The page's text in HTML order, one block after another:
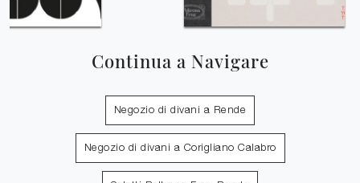
Continua a Navigare
Negozio di divani a Rende
Negozio di divani a Corigliano Calabro